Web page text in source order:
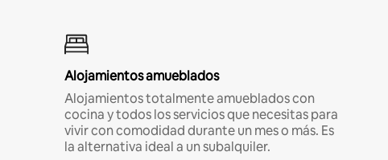
Alojamientos amueblados
Alojamientos totalmente amueblados con
cocina y todos los servicios que necesitas para
vivir con comodidad durante un mes o más. Es
la alternativa ideal a un subalquiler.